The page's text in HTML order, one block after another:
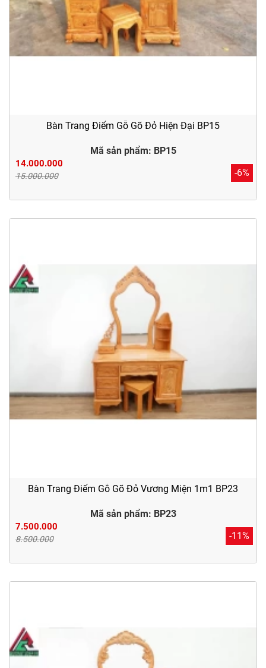
Bàn Trang Điểm Gỗ Gõ Đỏ Hiện Đại BP15
Mã sản phẩm: BP15
14.000.000
15.000.000 -6%
Bàn Trang Điểm Gỗ Gõ Đỏ Vương Miện 1m1 BP23
Mã sản phẩm: BP23
7.500.000
8.500.000 -11%